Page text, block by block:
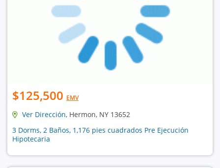
$125,500 EMV
Ver Dirección, Hermon, NY 13652
3 Dorms, 2 Baños, 1,176 pies cuadrados Pre Ejecución
Hipotecaria